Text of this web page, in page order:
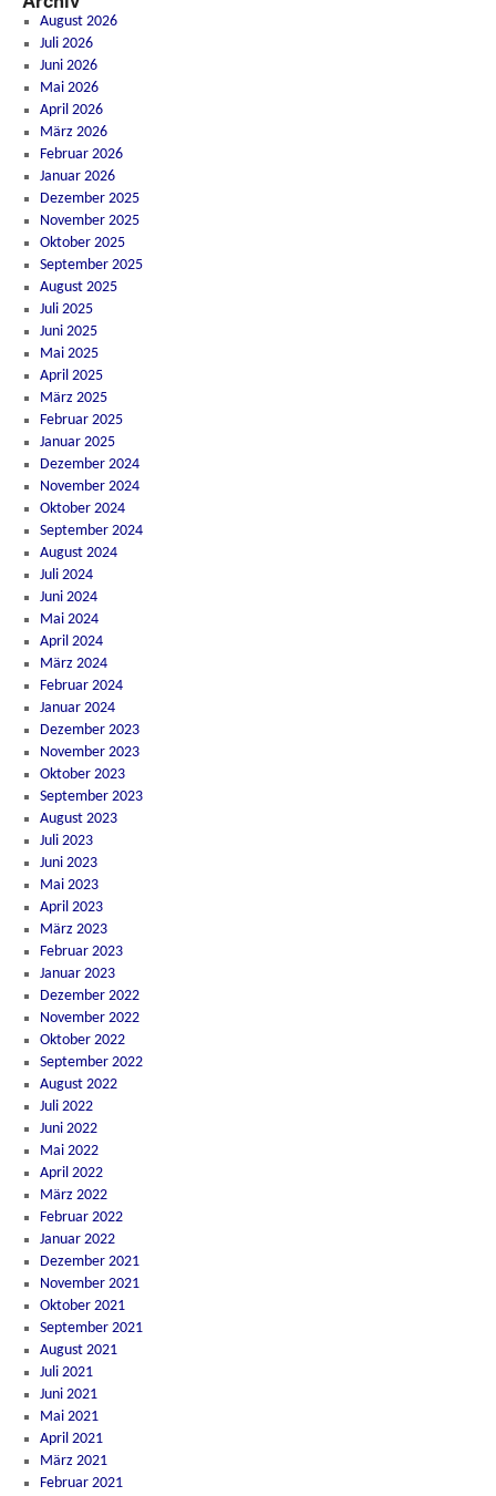
August 2026
Juli 2026
Juni 2026
Mai 2026
April 2026
März 2026
Februar 2026
Januar 2026
Dezember 2025
November 2025
Oktober 2025
September 2025
August 2025
Juli 2025
Juni 2025
Mai 2025
April 2025
März 2025
Februar 2025
Januar 2025
Dezember 2024
November 2024
Oktober 2024
September 2024
August 2024
Juli 2024
Juni 2024
Mai 2024
April 2024
März 2024
Februar 2024
Januar 2024
Dezember 2023
November 2023
Oktober 2023
September 2023
August 2023
Juli 2023
Juni 2023
Mai 2023
April 2023
März 2023
Februar 2023
Januar 2023
Dezember 2022
November 2022
Oktober 2022
September 2022
August 2022
Juli 2022
Juni 2022
Mai 2022
April 2022
März 2022
Februar 2022
Januar 2022
Dezember 2021
November 2021
Oktober 2021
September 2021
August 2021
Juli 2021
Juni 2021
Mai 2021
April 2021
März 2021
Februar 2021